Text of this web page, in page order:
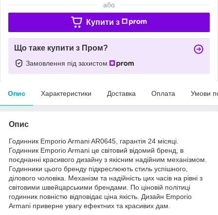
або
Купити з
Що таке купити з Пром?
Замовлення під захистом
Опис Характеристики Доставка Оплата Умови
Опис
Годинник Emporio Armani AR0645, гарантія 24 місяці.
Годинник Emporio Armani це світовий відомий бренд, в
поєднанні красивого дизайну з якісним надійним механізмом.
Годинники цього бренду підкреслюють стиль успішного,
ділового чоловіка. Механізм та надійність цих часів на рівні з
світовими швейцарськими брендами. По ціновій політиці
годинник повністю відповідає ціна якість. Дизайн Emporio
Armani приверне увагу ефектних та красивих дам.